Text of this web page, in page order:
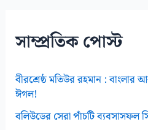
সাম্প্রতিক পোস্ট
বীরশ্রেষ্ঠ মতিউর রহমান : বাংলার
ঈগল!
বলিউডের সেরা পাঁচটি ব্যবসাসফল